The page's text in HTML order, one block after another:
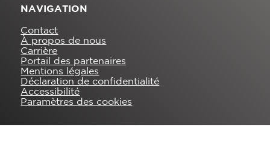
NAVIGATION
Contact
À propos de nous
Carrière
Portail des partenaires
Mentions légales
Déclaration de confidentialité
Accessibilité
Paramètres des cookies